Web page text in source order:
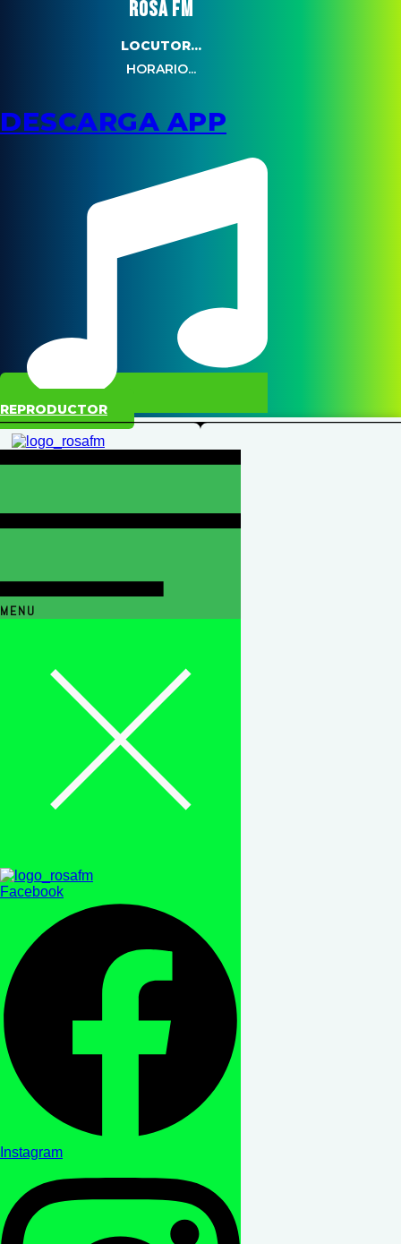
ROSA FM
LOCUTOR...
HORARIO...
DESCARGA APP
REPRODUCTOR
MENU
Facebook
Instagram